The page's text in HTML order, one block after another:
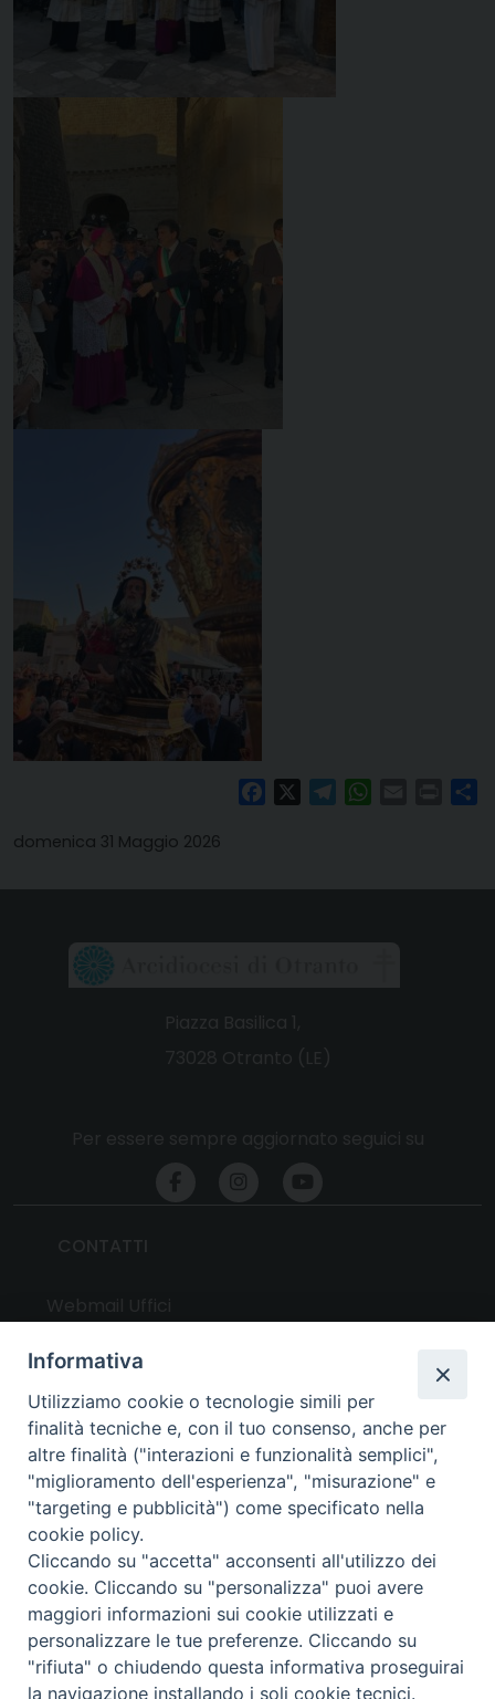
FacebookTelegramWhatsAppPrint
domenica 31 Maggio 2026
UTILITY
News
Altri articoli
Notizie nazionali
Download
Amministrazione Trasparente
Privacy e cookie policy
Informativa
Utilizziamo cookie o tecnologie simili per
finalità tecniche e, con il tuo consenso, anche per
altre finalità ("interazioni e funzionalità semplici",
"miglioramento dell'esperienza", "misurazione" e
"targeting e pubblicità") come specificato nella
cookie policy.
Cliccando su "accetta" acconsenti all'utilizzo dei
cookie. Cliccando su "personalizza" puoi avere
maggiori informazioni sui cookie utilizzati e
personalizzare le tue preferenze. Cliccando su
"rifiuta" o chiudendo questa informativa proseguirai
la navigazione installando i soli cookie tecnici.